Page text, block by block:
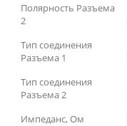
Полярность Разъема
2
Тип соединения
Разъема 1
Тип соединения
Разъема 2
Импеданс, Ом